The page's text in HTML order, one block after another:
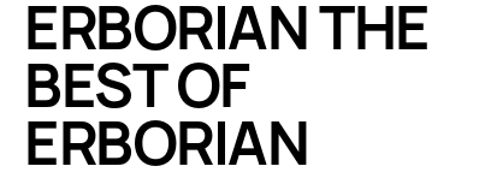
ERBORIAN THE
BEST OF
ERBORIAN